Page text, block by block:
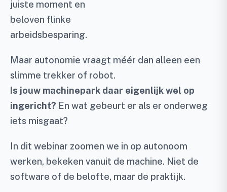
juiste moment en
beloven flinke
arbeidsbesparing.
Maar autonomie vraagt méér dan alleen een
slimme trekker of robot.
Is jouw machinepark daar eigenlijk wel op
ingericht? En wat gebeurt er als er onderweg
iets misgaat?
In dit webinar zoomen we in op autonoom
werken, bekeken vanuit de machine. Niet de
software of de belofte, maar de praktijk.